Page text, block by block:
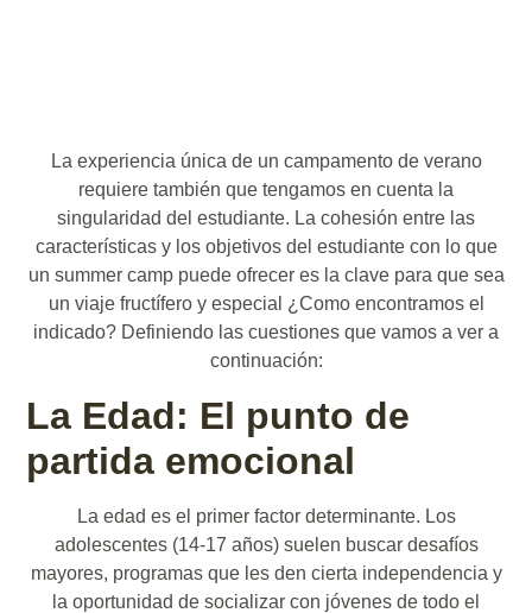
La experiencia única de un campamento de verano
requiere también que tengamos en cuenta la
singularidad del estudiante. La cohesión entre las
características y los objetivos del estudiante con lo que
un summer camp puede ofrecer es la clave para que sea
un viaje fructífero y especial ¿Como encontramos el
indicado? Definiendo las cuestiones que vamos a ver a
continuación:
La Edad: El punto de
partida emocional
La edad es el primer factor determinante. Los
adolescentes (14-17 años) suelen buscar desafíos
mayores, programas que les den cierta independencia y
la oportunidad de socializar con jóvenes de todo el